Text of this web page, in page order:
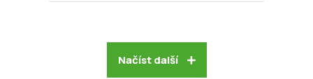
Načíst další